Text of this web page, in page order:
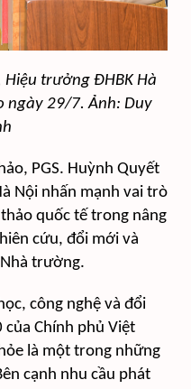
Hiệu trưởng ĐHBK Hà
ngày 29/7. Ảnh: Duy
PGS. Huỳnh Quyết
Nội nhấn mạnh vai trò
quốc tế trong nâng
cứu, đổi mới và
trường.
công nghệ và đổi
của Chính phủ Việt
là một trong những
cạnh nhu cầu phát